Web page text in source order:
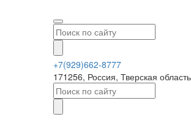
+7(929)662-8777
171256, Россия, Тверская